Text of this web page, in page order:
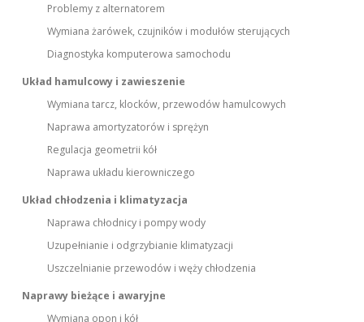
Problemy z alternatorem
Wymiana żarówek, czujników i modułów sterujących
Diagnostyka komputerowa samochodu
Układ hamulcowy i zawieszenie
Wymiana tarcz, klocków, przewodów hamulcowych
Naprawa amortyzatorów i sprężyn
Regulacja geometrii kół
Naprawa układu kierowniczego
Układ chłodzenia i klimatyzacja
Naprawa chłodnicy i pompy wody
Uzupełnianie i odgrzybianie klimatyzacji
Uszczelnianie przewodów i węży chłodzenia
Naprawy bieżące i awaryjne
Wymiana opon i kół